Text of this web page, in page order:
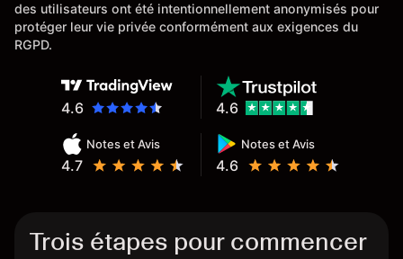
des utilisateurs ont été intentionnellement anonymisés pour
protéger leur vie privée conformément aux exigences du
RGPD.
4.6
Notes et Avis
4.7
Notes et Avis
4.6
4.6
Trois étapes pour commencer